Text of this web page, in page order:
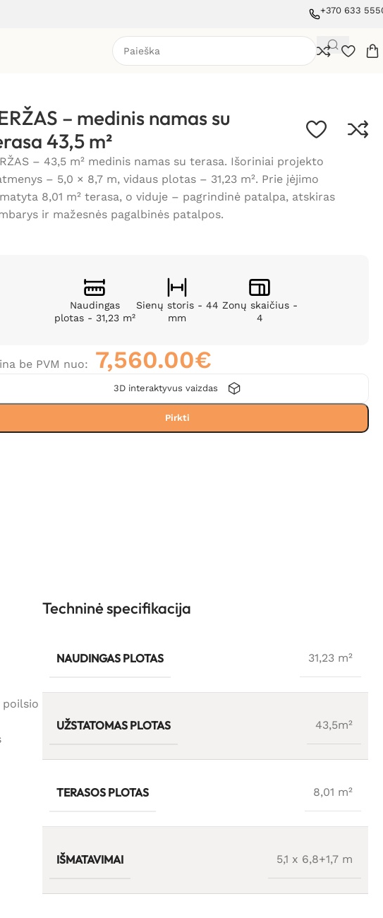
+370 633
– medinis namas su
43,5 m²
– 43,5 m² medinis namas su terasa. Išoriniai projekto
– 5,0 × 8,7 m, vidaus plotas – 31,23 m². Prie įėjimo
8,01 m² terasa, o viduje – pagrindinė patalpa, atskiras
ir mažesnės pagalbinės patalpos.
Naudingas
plotas - 31,23 m²
Sienų storis - 44
mm
Zonų skaičius -
4
be PVM nuo: 7,560.00€
Pirkti
3D interaktyvus vaizdas
poilsio
Techninė specifikacija
NAUDINGAS PLOTAS 31,23 m²
UŽSTATOMAS PLOTAS 43,5m²
TERASOS PLOTAS 8,01 m²
IŠMATAVIMAI 5,1 x 6,8+1,7 m